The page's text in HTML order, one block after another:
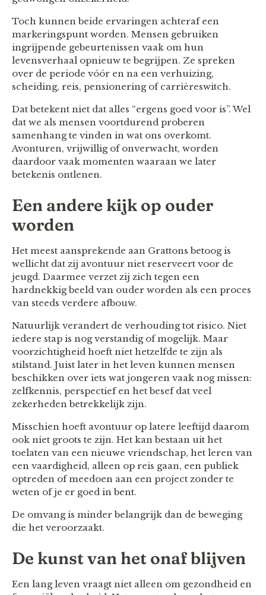
Toch kunnen beide ervaringen achteraf een
markeringspunt worden. Mensen gebruiken
ingrijpende gebeurtenissen vaak om hun
levensverhaal opnieuw te begrijpen. Ze spreken
over de periode vóór en na een verhuizing,
scheiding, reis, pensionering of carrièreswitch.
Dat betekent niet dat alles “ergens goed voor is”. Wel
dat we als mensen voortdurend proberen
samenhang te vinden in wat ons overkomt.
Avonturen, vrijwillig of onverwacht, worden
daardoor vaak momenten waaraan we later
betekenis ontlenen.
Een andere kijk op ouder
worden
Het meest aansprekende aan Grattons betoog is
wellicht dat zij avontuur niet reserveert voor de
jeugd. Daarmee verzet zij zich tegen een
hardnekkig beeld van ouder worden als een proces
van steeds verdere afbouw.
Natuurlijk verandert de verhouding tot risico. Niet
iedere stap is nog verstandig of mogelijk. Maar
voorzichtigheid hoeft niet hetzelfde te zijn als
stilstand. Juist later in het leven kunnen mensen
beschikken over iets wat jongeren vaak nog missen:
zelfkennis, perspectief en het besef dat veel
zekerheden betrekkelijk zijn.
Misschien hoeft avontuur op latere leeftijd daarom
ook niet groots te zijn. Het kan bestaan uit het
toelaten van een nieuwe vriendschap, het leren van
een vaardigheid, alleen op reis gaan, een publiek
optreden of meedoen aan een project zonder te
weten of je er goed in bent.
De omvang is minder belangrijk dan de beweging
die het veroorzaakt.
De kunst van het onaf blijven
Een lang leven vraagt niet alleen om gezondheid en